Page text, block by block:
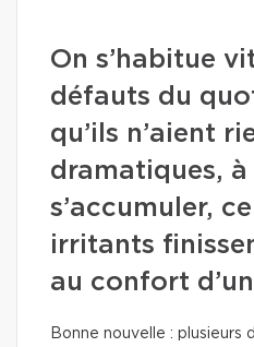
On s’habitue
défauts du
qu’ils n’aient
dramatiques,
s’accumuler,
irritants
au confort
Bonne nouvelle : plusieurs